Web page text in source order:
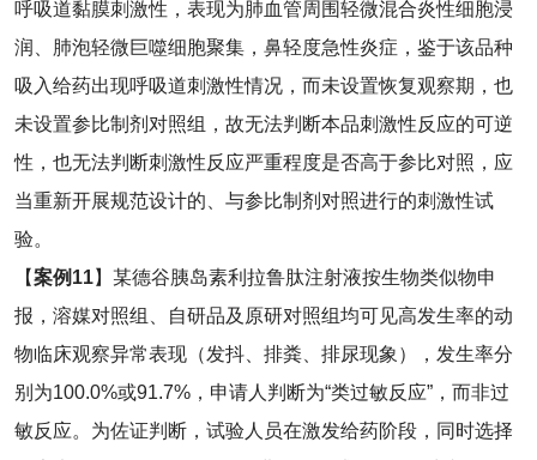
呼吸道黏膜刺激性，表现为肺血管周围轻微混合炎性细胞浸
润、肺泡轻微巨噬细胞聚集，鼻轻度急性炎症，鉴于该品种
吸入给药出现呼吸道刺激性情况，而未设置恢复观察期，也
未设置参比制剂对照组，故无法判断本品刺激性反应的可逆
性，也无法判断刺激性反应严重程度是否高于参比对照，应
当重新开展规范设计的、与参比制剂对照进行的刺激性试
验。
【案例 11】某德谷胰岛素利拉鲁肽注射液按生物类似物申
报，溶媒对照组、自研品及原研对照组均可见高发生率的动
物临床观察异常表现（发抖、排粪、排尿现象），发生率分
别为100.0%或91.7%，申请人判断为“类过敏反应”，而非过
敏反应。为佐证判断，试验人员在激发给药阶段，同时选择